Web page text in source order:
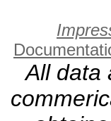
All data